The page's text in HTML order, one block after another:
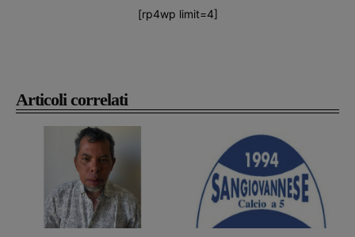
Articoli correlati
[rp4wp limit=4]